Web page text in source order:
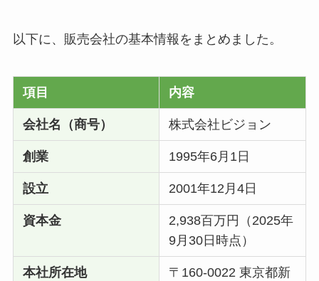
以下に、販売会社の基本情報をまとめました。
項目 内容
会社名（商号） 株式会社ビジョン
創業 1995年6月1日
設立 2001年12月4日
資本金
2,938百万円（2025年
9月30日時点）
本社所在地
〒160-0022 東京都新